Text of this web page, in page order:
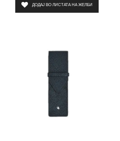
ДОДАЈ ВО ЛИСТАТА НА ЖЕЛБИ